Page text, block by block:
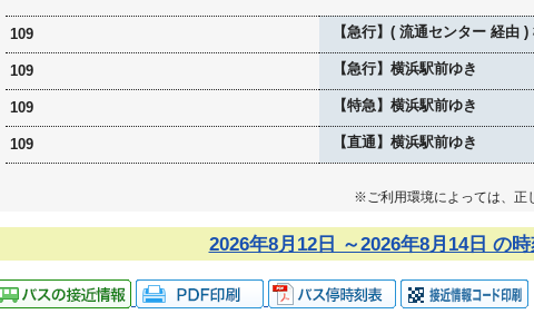
109 【急行】( 流通センター 経由
109 【急行】横浜駅前ゆき
109 【特急】横浜駅前ゆき
109 【直通】横浜駅前ゆき
※ご利用環境によっては、正
2026年8月12日 ～2026年8月14日 の